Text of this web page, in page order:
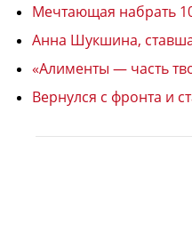
Мечтающая набрать
Анна Шукшина,
«Алименты — часть
Вернулся с фронта и